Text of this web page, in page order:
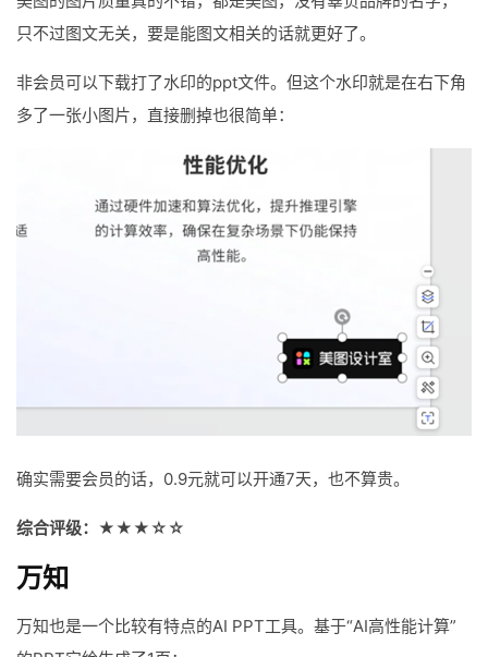
只不过图文无关，要是能图文相关的话就更好了。
非会员可以下载打了水印的ppt文件。但这个水印就是在右下角
多了一张小图片，直接删掉也很简单：
确实需要会员的话，0.9元就可以开通7天，也不算贵。
综合评级：★★★☆☆
万知
万知也是一个比较有特点的AI PPT工具。基于“AI高性能计算”